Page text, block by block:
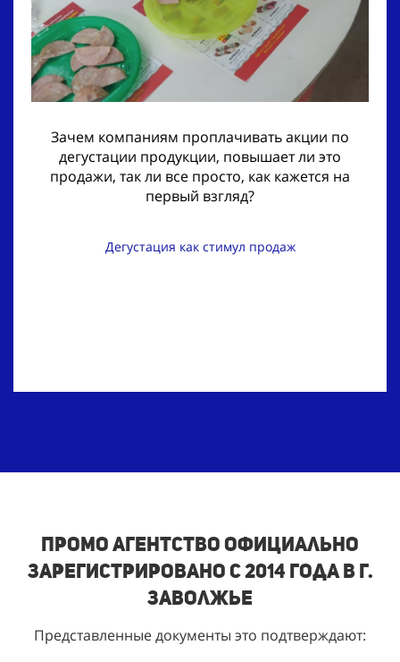
Зачем компаниям проплачивать акции по
дегустации продукции, повышает ли это
продажи, так ли все просто, как кажется на
первый взгляд?
Дегустация как стимул продаж
Промо агентство официально
зарегистрировано с 2014 года в г.
Заволжье
Представленные документы это подтверждают: